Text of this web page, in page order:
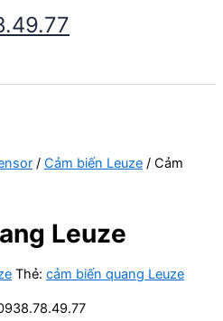
/ Cảm biến Leuze / Cảm
Leuze
Thẻ: cảm biến quang Leuze